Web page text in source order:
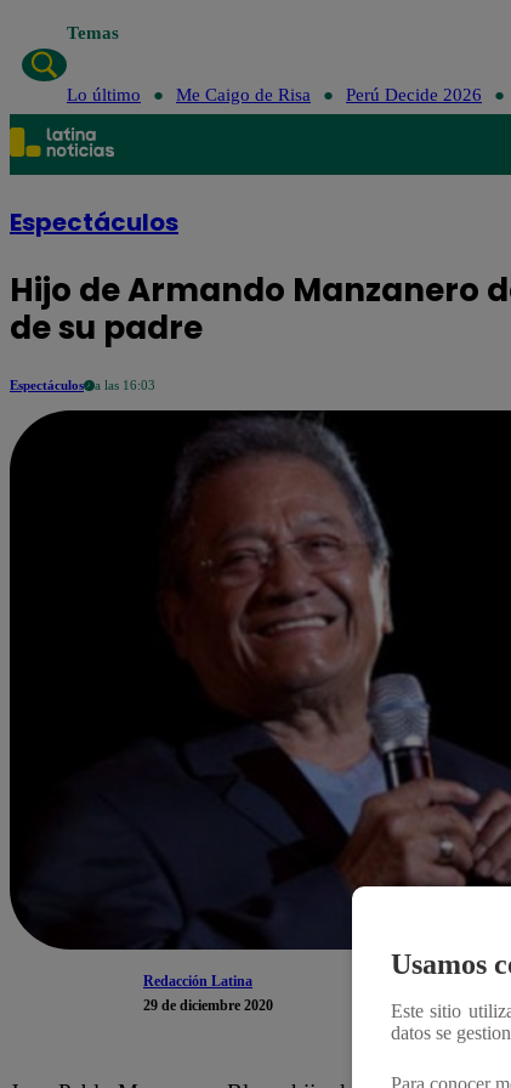
Temas
Lo último Me Caigo de Risa Perú Decide 2026
Espectáculos
Hijo de Armando Manzanero
de su padre
Espectáculos a las 16:03
Redacción Latina
29 de diciembre 2020
Usamos
Este sitio
datos se